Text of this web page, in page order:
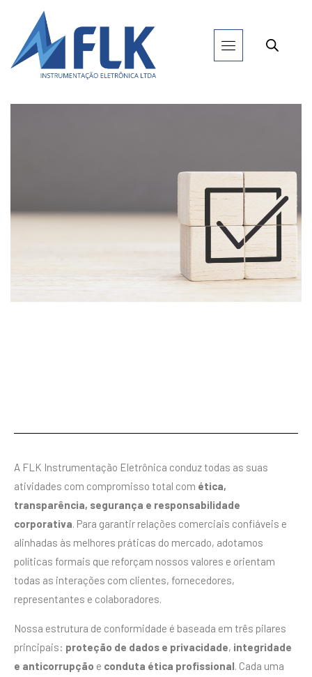
A FLK Instrumentação Eletrônica conduz todas as suas
atividades com compromisso total com ética,
transparência, segurança e responsabilidade
corporativa. Para garantir relações comerciais confiáveis e
alinhadas às melhores práticas do mercado, adotamos
políticas formais que reforçam nossos valores e orientam
todas as interações com clientes, fornecedores,
representantes e colaboradores.
Nossa estrutura de conformidade é baseada em três pilares
principais: proteção de dados e privacidade, integridade
e anticorrupção e conduta ética profissional. Cada uma